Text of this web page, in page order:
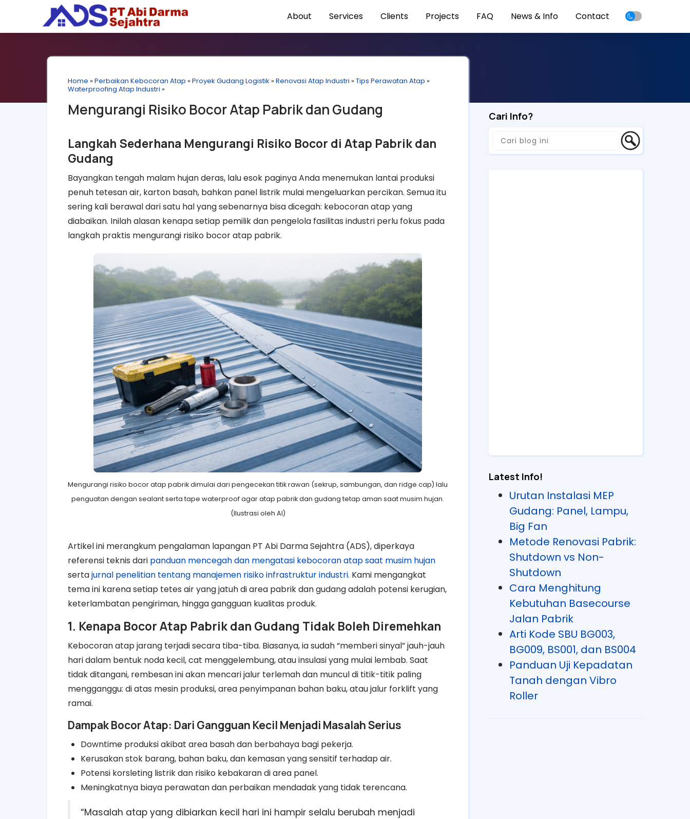
About Services Clients Projects FAQ News & Info Contact
Home »Perbaikan Kebocoran Atap »Proyek Gudang Logistik »Renovasi Atap Industri »Tips Perawatan Atap »
Waterproofing Atap Industri »
Mengurangi Risiko Bocor Atap Pabrik dan Gudang
Langkah Sederhana Mengurangi Risiko Bocor di Atap Pabrik dan
Gudang
Bayangkan tengah malam hujan deras, lalu esok paginya Anda menemukan lantai produksi
penuh tetesan air, karton basah, bahkan panel listrik mulai mengeluarkan percikan. Semua itu
sering kali berawal dari satu hal yang sebenarnya bisa dicegah: kebocoran atap yang
diabaikan. Inilah alasan kenapa setiap pemilik dan pengelola fasilitas industri perlu fokus pada
langkah praktis mengurangi risiko bocor atap pabrik.
Mengurangi risiko bocor atap pabrik dimulai dari pengecekan titik rawan (sekrup, sambungan, dan ridge cap) lalu
penguatan dengan sealant serta tape waterproof agar atap pabrik dan gudang tetap aman saat musim hujan.
(Ilustrasi oleh AI)
Artikel ini merangkum pengalaman lapangan PT Abi Darma Sejahtra (ADS), diperkaya
referensi teknis dari panduan mencegah dan mengatasi kebocoran atap saat musim hujan
sertajurnal penelitian tentang manajemen risiko infrastruktur industri. Kami mengangkat
tema ini karena setiap tetes air yang jatuh di area pabrik dan gudang adalah potensi kerugian,
keterlambatan pengiriman, hingga gangguan kualitas produk.
1. Kenapa Bocor Atap Pabrik dan Gudang Tidak Boleh Diremehkan
Kebocoran atap jarang terjadi secara tiba-tiba. Biasanya, ia sudah “memberi sinyal” jauh-jauh
hari dalam bentuk noda kecil, cat menggelembung, atau insulasi yang mulai lembab. Saat
tidak ditangani, rembesan ini akan mencari jalur terlemah dan muncul di titik-titik paling
mengganggu: di atas mesin produksi, area penyimpanan bahan baku, atau jalur forklift yang
ramai.
Dampak Bocor Atap: Dari Gangguan Kecil Menjadi Masalah Serius
Downtime produksi akibat area basah dan berbahaya bagi pekerja.
Kerusakan stok barang, bahan baku, dan kemasan yang sensitif terhadap air.
Potensi korsleting listrik dan risiko kebakaran di area panel.
Meningkatnya biaya perawatan dan perbaikan mendadak yang tidak terencana.
“Masalah atap yang dibiarkan kecil hari ini hampir selalu berubah menjadi
Cari Info?
Latest Info!
Urutan Instalasi MEP
Gudang: Panel, Lampu,
Big Fan
Metode Renovasi Pabrik:
Shutdown vs Non-
Shutdown
Cara Menghitung
Kebutuhan Basecourse
Jalan Pabrik
Arti Kode SBU BG003,
BG009, BS001, dan BS004
Panduan Uji Kepadatan
Tanah dengan Vibro
Roller